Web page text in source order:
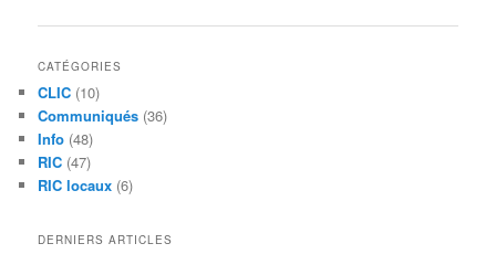
CATÉGORIES
CLIC (10)
Communiqués (36)
Info (48)
RIC (47)
RIC locaux (6)
DERNIERS ARTICLES